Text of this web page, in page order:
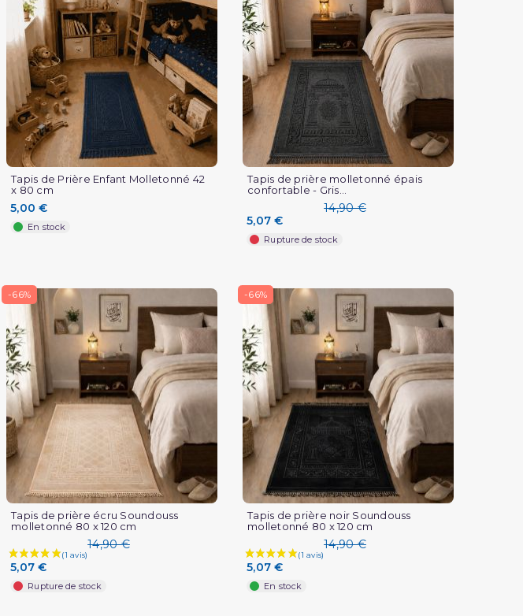
Tapis de Prière Enfant Molletonné 42
x 80 cm
5,00 €
En stock
Tapis de prière molletonné épais
confortable - Gris...
14,90 €
5,07 €
Rupture de stock
-66%
Tapis de prière écru Soundouss
molletonné 80 x 120 cm
14,90 €
5,07 €
Rupture de stock
-66%
Tapis de prière noir Soundouss
molletonné 80 x 120 cm
14,90 €
5,07 €
En stock